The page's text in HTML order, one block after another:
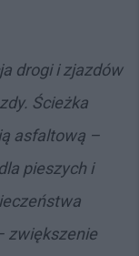
drogi i zjazdów
Ścieżka
asfaltową –
pieszych i
zwiększenie